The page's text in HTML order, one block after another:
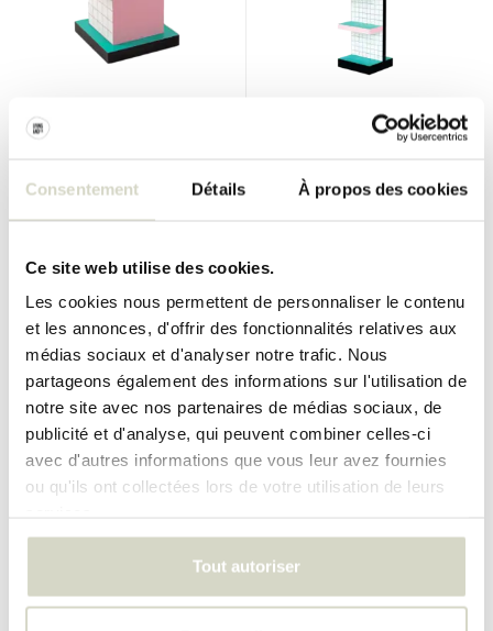
Consentement Détails À propos des cookies
Ce site web utilise des cookies.
Les cookies nous permettent de personnaliser le contenu
et les annonces, d'offrir des fonctionnalités relatives aux
médias sociaux et d'analyser notre trafic. Nous
partageons également des informations sur l'utilisation de
notre site avec nos partenaires de médias sociaux, de
publicité et d'analyse, qui peuvent combiner celles-ci
avec d'autres informations que vous leur avez fournies
ou qu'ils ont collectées lors de votre utilisation de leurs
Tout autoriser
Seletti
Table d'appoint Superside à
€290,00 €261,00
Taxes incluses
Armoire à grille bleue
€790,00 €711,00
SALE 10%
Supershelf
SALE 10%
Armoire de salle de bain
Supershelf à grille bleue